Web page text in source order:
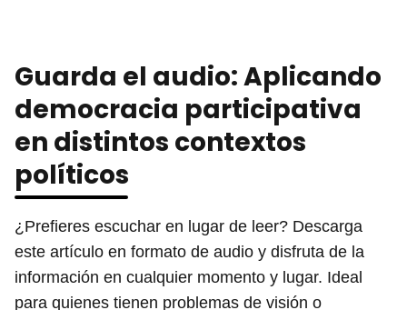
Guarda el audio: Aplicando
democracia participativa
en distintos contextos
políticos
¿Prefieres escuchar en lugar de leer? Descarga
este artículo en formato de audio y disfruta de la
información en cualquier momento y lugar. Ideal
para quienes tienen problemas de visión o